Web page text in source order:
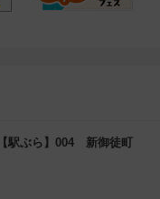
駅ぶら】004 新御徒町